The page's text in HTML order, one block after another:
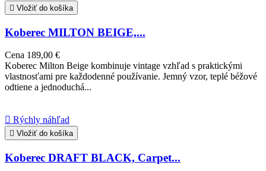
 Vložiť do košíka
Koberec MILTON BEIGE,...
Cena 189,00 €
Koberec Milton Beige kombinuje vintage vzhľad s praktickými
vlastnosťami pre každodenné používanie. Jemný vzor, teplé béžové
odtiene a jednoduchá...
 Rýchly náhľad
 Vložiť do košíka
Koberec DRAFT BLACK, Carpet...